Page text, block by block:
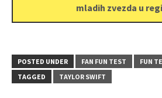
mladih zvezda u
POSTED UNDER FAN FUN TEST FUN
TAGGED
TAYLOR SWIFT